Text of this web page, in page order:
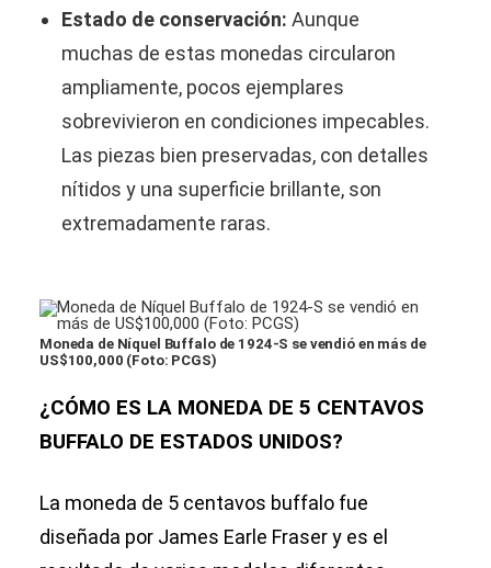
Estado de conservación: Aunque
muchas de estas monedas circularon
ampliamente, pocos ejemplares
sobrevivieron en condiciones impecables.
Las piezas bien preservadas, con detalles
nítidos y una superficie brillante, son
extremadamente raras.
Moneda de Níquel Buffalo de 1924-S se vendió en más de
US$100,000 (Foto: PCGS)
¿CÓMO ES LA MONEDA DE 5 CENTAVOS
BUFFALO DE ESTADOS UNIDOS?
La moneda de 5 centavos buffalo fue
diseñada por James Earle Fraser y es el